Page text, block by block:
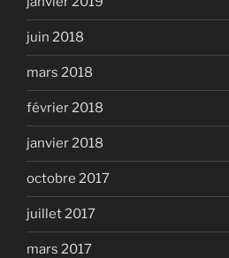
juin 2018
mars 2018
février 2018
janvier 2018
octobre 2017
juillet 2017
mars 2017